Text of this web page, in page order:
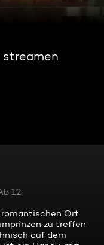
12
Ort
zu treffen
auf dem